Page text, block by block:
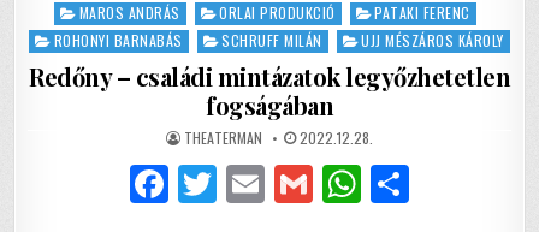
in
MAROS ANDRÁS
ORLAI PRODUKCIÓ
PATAKI FERENC
ROHONYI BARNABÁS
SCHRUFF MILÁN UJJ MÉSZÁROS KÁROLY
Redőny – családi mintázatok legyőzhetetlen
fogságában
AUTHOR:
THEATERMAN PUBLISHED
DATE:
2022.12.28.
F T E G W